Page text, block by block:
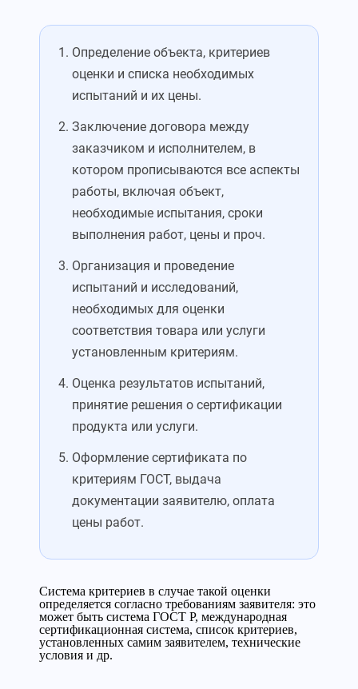
Определение объекта, критериев
оценки и списка необходимых
испытаний и их цены.
Заключение договора между
заказчиком и исполнителем, в
котором прописываются все аспекты
работы, включая объект,
необходимые испытания, сроки
выполнения работ, цены и проч.
Организация и проведение
испытаний и исследований,
необходимых для оценки
соответствия товара или услуги
установленным критериям.
Оценка результатов испытаний,
принятие решения о сертификации
продукта или услуги.
Оформление сертификата по
критериям ГОСТ, выдача
документации заявителю, оплата
цены работ.
Система критериев в случае такой оценки
определяется согласно требованиям заявителя: это
может быть система ГОСТ Р, международная
сертификационная система, список критериев,
установленных самим заявителем, технические
условия и др.